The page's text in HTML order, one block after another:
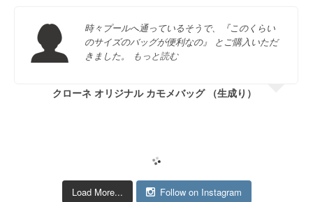
時々プールへ通っているそうで、『このくらい
のサイズのバッグが便利なの』 とご購入いただ
きました。
もっと読む
クローネ オリジナル カモメバッグ （生成り）
Load More... Follow on Instagram